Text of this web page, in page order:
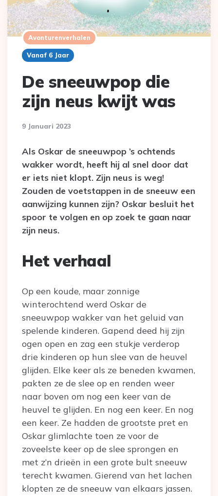
Avonturenverhalen
Vanaf 6 Jaar
De sneeuwpop die
zijn neus kwijt was
9 Januari 2023
Als Oskar de sneeuwpop ’s ochtends
wakker wordt, heeft hij al snel door dat
er iets niet klopt. Zijn neus is weg!
Zouden de voetstappen in de sneeuw een
aanwijzing kunnen zijn? Oskar besluit het
spoor te volgen en op zoek te gaan naar
zijn neus.
Het verhaal
Op een koude, maar zonnige
winterochtend werd Oskar de
sneeuwpop wakker van het geluid van
spelende kinderen. Gapend deed hij zijn
ogen open en zag een stukje verderop
drie kinderen op hun slee van de heuvel
glijden. Elke keer als ze beneden kwamen,
pakten ze de slee op en renden weer
naar boven om nog een keer van de
heuvel te glijden. En nog een keer. En nog
een keer. Ze hadden de grootste pret en
Oskar glimlachte toen ze voor de
zoveelste keer op de slee sprongen en
met z’n drieën in een grote bult sneeuw
terecht kwamen. Gierend van het lachen
klopten ze de sneeuw van elkaars jassen.